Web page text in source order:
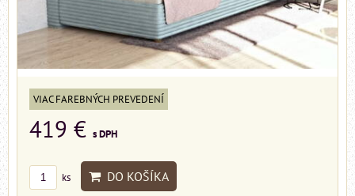
VIAC FAREBNÝCH PREVEDENÍ
419 € s DPH
ks DO KOŠÍKA